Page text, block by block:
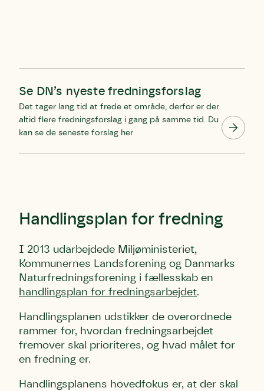
Se DN’s nyeste fredningsforslag
Det tager lang tid at frede et område, derfor er der
altid flere fredningsforslag i gang på samme tid. Du
kan se de seneste forslag her
Handlingsplan for fredning
I 2013 udarbejdede Miljøministeriet,
Kommunernes Landsforening og Danmarks
Naturfredningsforening i fællesskab en
handlingsplan for fredningsarbejdet.
Handlingsplanen udstikker de overordnede
rammer for, hvordan fredningsarbejdet
fremover skal prioriteres, og hvad målet for
en fredning er.
Handlingsplanens hovedfokus er, at der skal